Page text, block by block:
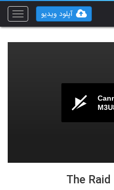
Toggle
آپلود ویدیو